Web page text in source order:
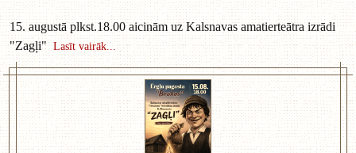
15. augustā plkst.18.00 aicinām uz Kalsnavas amatierteātra izrādi
"Zagļi" Lasīt vairāk...